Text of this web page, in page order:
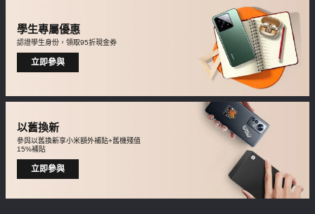
學生專屬優惠
認證學生身份，領取95折現金券
立即參與
以舊換新
參與以舊換新享小米額外補貼+舊機殘值
15%補貼
立即參與